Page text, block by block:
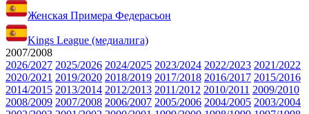
Женская Примера Федерасьон
Kings League (медиалига)
2007/2008
2026/2027 2025/2026 2024/2025 2023/2024 2022/2023 2021/2022
2020/2021 2019/2020 2018/2019 2017/2018 2016/2017 2015/2016
2014/2015 2013/2014 2012/2013 2011/2012 2010/2011 2009/2010
2008/2009 2007/2008 2006/2007 2005/2006 2004/2005 2003/2004